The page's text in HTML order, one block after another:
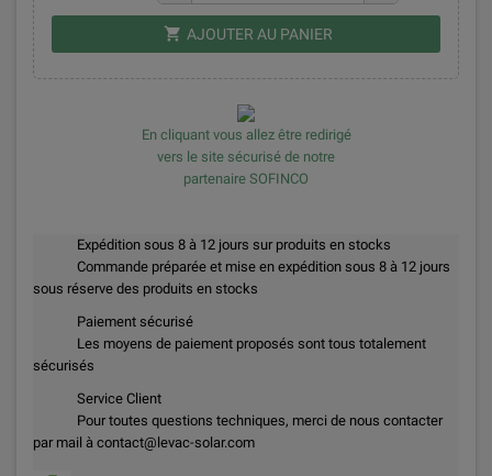
shopping_cart AJOUTER AU PANIER
En cliquant vous allez être redirigé
vers le site sécurisé de notre
partenaire SOFINCO
Expédition sous 8 à 12 jours sur produits en stocks
Commande préparée et mise en expédition sous 8 à 12 jours
sous réserve des produits en stocks
Paiement sécurisé
Les moyens de paiement proposés sont tous totalement
sécurisés
Service Client
Pour toutes questions techniques, merci de nous contacter
par mail à contact@levac-solar.com